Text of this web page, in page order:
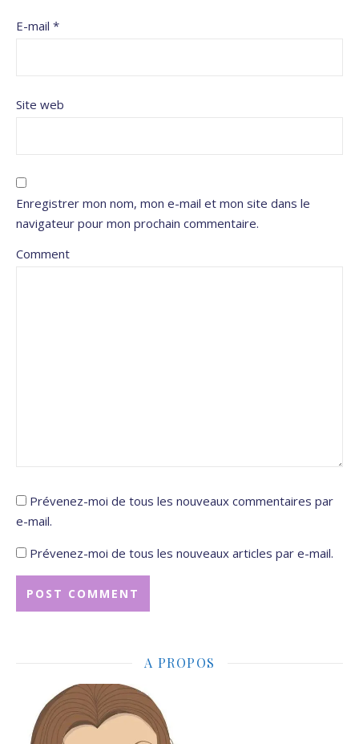
E-mail *
Site web
Enregistrer mon nom, mon e-mail et mon site dans le
navigateur pour mon prochain commentaire.
Comment
Prévenez-moi de tous les nouveaux commentaires par
e-mail.
Prévenez-moi de tous les nouveaux articles par e-mail.
A PROPOS